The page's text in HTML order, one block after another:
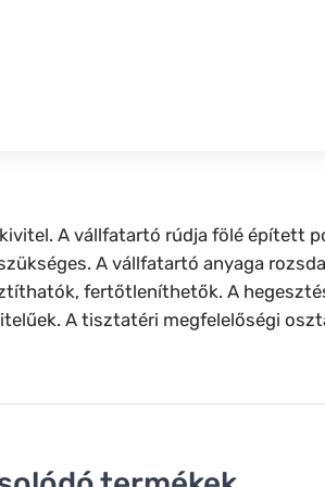
A vállfatartó rúdja fölé épített
A vállfatartó anyaga
fertőtleníthetők. A
A tisztatéri megfelelőségi